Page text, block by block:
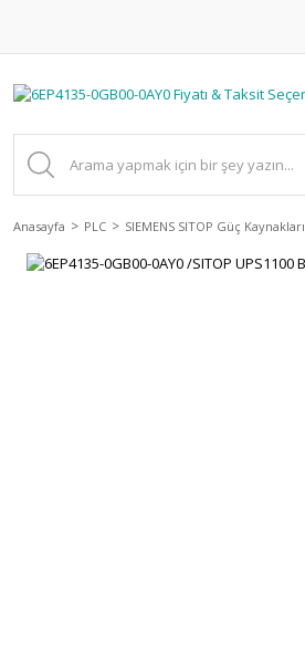
Anasayfa PLC SIEMENS SITOP Güç Kaynakları